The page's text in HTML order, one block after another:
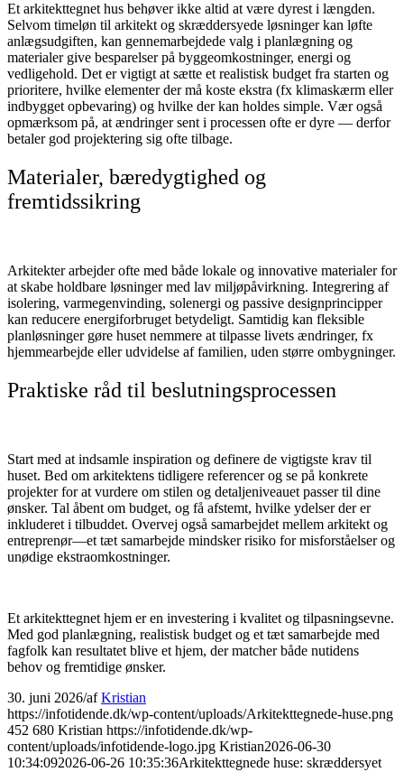
Et arkitekttegnet hus behøver ikke altid at være dyrest i længden.
Selvom timeløn til arkitekt og skræddersyede løsninger kan løfte
anlægsudgiften, kan gennemarbejdede valg i planlægning og
materialer give besparelser på byggeomkostninger, energi og
vedligehold. Det er vigtigt at sætte et realistisk budget fra starten og
prioritere, hvilke elementer der må koste ekstra (fx klimaskærm eller
indbygget opbevaring) og hvilke der kan holdes simple. Vær også
opmærksom på, at ændringer sent i processen ofte er dyre — derfor
betaler god projektering sig ofte tilbage.
Materialer, bæredygtighed og
fremtidssikring
Arkitekter arbejder ofte med både lokale og innovative materialer for
at skabe holdbare løsninger med lav miljøpåvirkning. Integrering af
isolering, varmegenvinding, solenergi og passive designprincipper
kan reducere energiforbruget betydeligt. Samtidig kan fleksible
planløsninger gøre huset nemmere at tilpasse livets ændringer, fx
hjemmearbejde eller udvidelse af familien, uden større ombygninger.
Praktiske råd til beslutningsprocessen
Start med at indsamle inspiration og definere de vigtigste krav til
huset. Bed om arkitektens tidligere referencer og se på konkrete
projekter for at vurdere om stilen og detaljeniveauet passer til dine
ønsker. Tal åbent om budget, og få afstemt, hvilke ydelser der er
inkluderet i tilbuddet. Overvej også samarbejdet mellem arkitekt og
entreprenør—et tæt samarbejde mindsker risiko for misforståelser og
unødige ekstraomkostninger.
Et arkitekttegnet hjem er en investering i kvalitet og tilpasningsevne.
Med god planlægning, realistisk budget og et tæt samarbejde med
fagfolk kan resultatet blive et hjem, der matcher både nutidens
behov og fremtidige ønsker.
30. juni 2026/afKristian
https://infotidende.dk/wp-content/uploads/Arkitekttegnede-huse.png
452 680 Kristian https://infotidende.dk/wp-
content/uploads/infotidende-logo.jpg Kristian2026-06-30
10:34:092026-06-26 10:35:36Arkitekttegnede huse: skræddersyet